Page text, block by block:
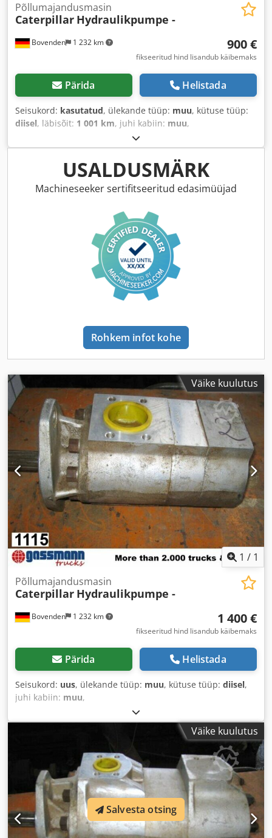
Bovenden 1 232 km
Põllumajandusmasin
Caterpillar Hydraulikpumpe -
900 €
fikseeritud hind lisandub käibemaks
Pärida Helistada
Seisukord: kasutatud, ülekande tüüp: muu, kütuse tüüp:
diisel, läbisõit: 1 001 km, juhi kabiin: muu,
USALDUSMÄRK
Machineseeker sertifitseeritud edasimüüjad
Rohkem infot kohe
Väike kuulutus
1 / 1
Bovenden 1 232 km
Põllumajandusmasin
Caterpillar Hydraulikpumpe -
1 400 €
fikseeritud hind lisandub käibemaks
Pärida Helistada
Seisukord: uus, ülekande tüüp: muu, kütuse tüüp: diisel,
juhi kabiin: muu,
Väike kuulutus
Salvesta otsing